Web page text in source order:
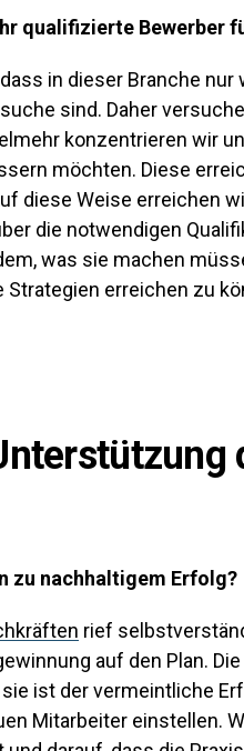
qualifizierte Bewerber
in dieser Branche
sind. Daher
konzentrieren wir
möchten. Diese
diese Weise erreichen
die notwendigen
was sie machen
erreichen zu
zu nachhaltigem Erfolg?
rief
auf den Plan.
ist der vermeintliche
Mitarbeiter einstellen.